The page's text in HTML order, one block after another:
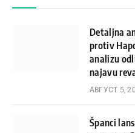
Detaljna
protiv
analizu
najavu
АВГУСТ 5,
Španci